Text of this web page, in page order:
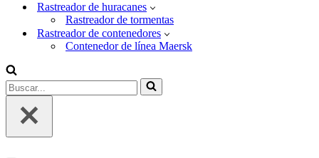
Rastreador de huracanes
Rastreador de tormentas
Rastreador de contenedores
Contenedor de línea Maersk
Buscar...